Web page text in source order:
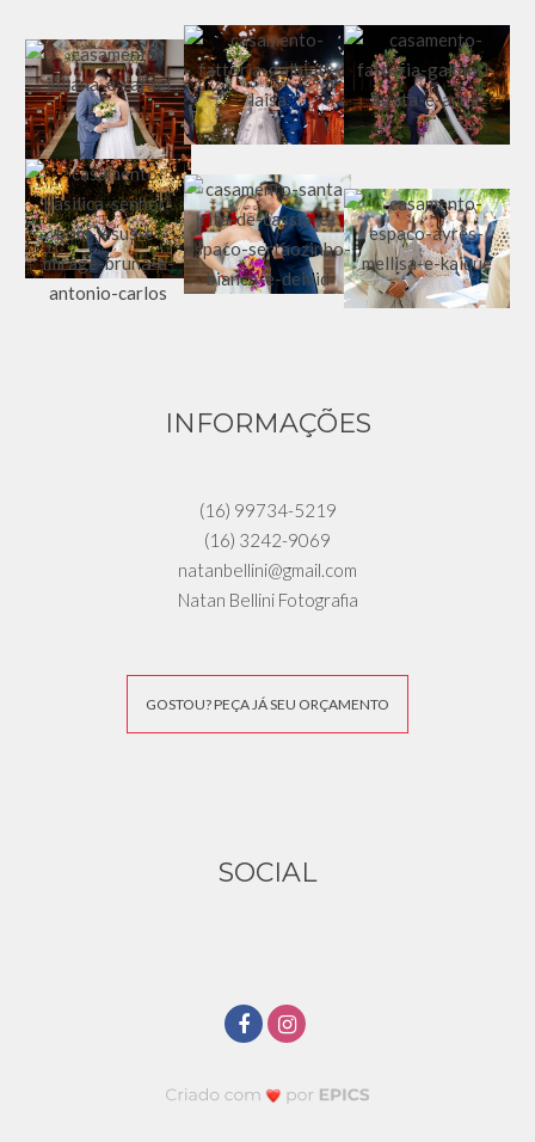
INFORMAÇÕES
(16) 99734-5219
(16) 3242-9069
natanbellini@gmail.com
Natan Bellini Fotografia
GOSTOU? PEÇA JÁ SEU ORÇAMENTO
SOCIAL